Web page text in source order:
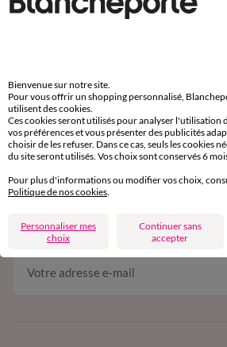
Service clients
par chat et par téléphone
de 8h00 à 20h00 du lundi au samedi
11€ Offerts
en vous inscrivant à la
conditions dans votre email de
Bienvenue sur notre site.
Pour vous offrir un shopping personnalisé,
utilisent des cookies.
Ces cookies seront utilisés pour analyser l'utilisation
vos préférences et vous présenter des publicités
choisir de les refuser. Dans ce cas, seuls les cookies
du site seront utilisés. Vos choix sont conservés 6
Pour plus d'informations ou modifier vos choix,
Politique de nos cookies.
Personnaliser mes
choix
Continuer sans
accepter